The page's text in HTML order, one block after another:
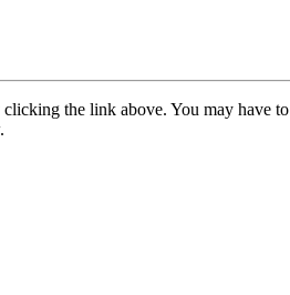
clicking the link above. You may have to